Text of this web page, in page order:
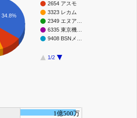
2654 アスモ
3323 レカム
2349 エヌア…
6335 東京機…
9408 BSNメ…
1/2
34.8%
1億500万